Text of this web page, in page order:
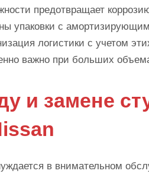
предотвращает
упаковки с
логистики с учетом
важно при больших
и замене
в внимательном